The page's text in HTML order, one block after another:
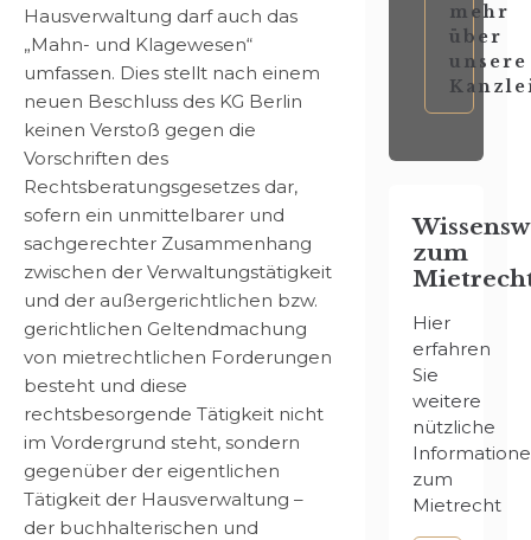
Hausverwaltung darf auch das
„Mahn- und Klagewesen“
umfassen. Dies stellt nach einem
neuen Beschluss des KG Berlin
keinen Verstoß gegen die
Vorschriften des
Rechtsberatungsgesetzes dar,
sofern ein unmittelbarer und
sachgerechter Zusammenhang
zwischen der Verwaltungstätigkeit
und der außergerichtlichen bzw.
gerichtlichen Geltendmachung
von mietrechtlichen Forderungen
besteht und diese
rechtsbesorgende Tätigkeit nicht
im Vordergrund steht, sondern
gegenüber der eigentlichen
Tätigkeit der Hausverwaltung –
der buchhalterischen und
mehr
über
unsere
zum
Hier
erfahren
Sie
weitere
nützliche
zum
Mietrecht